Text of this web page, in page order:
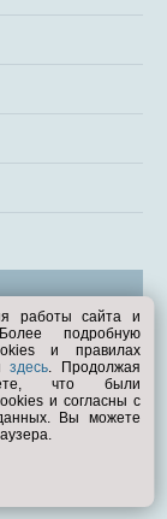
работы сайта и
подробную
и правилах
здесь. Продолжая
что были
и согласны с
Вы можете